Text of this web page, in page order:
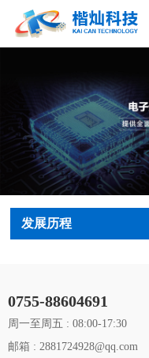
发展历程
0755-88604691
周一至周五 : 08:00-17:30
邮箱 : 2881724928@qq.com